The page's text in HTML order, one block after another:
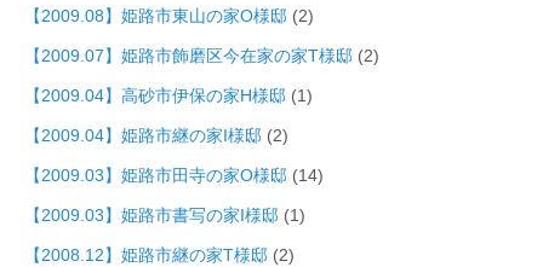
【2009.08】姫路市東山の家O様邸 (2)
【2009.07】姫路市飾磨区今在家の家T様邸 (2)
【2009.04】高砂市伊保の家H様邸 (1)
【2009.04】姫路市継の家I様邸 (2)
【2009.03】姫路市田寺の家O様邸 (14)
【2009.03】姫路市書写の家I様邸 (1)
【2008.12】姫路市継の家T様邸 (2)